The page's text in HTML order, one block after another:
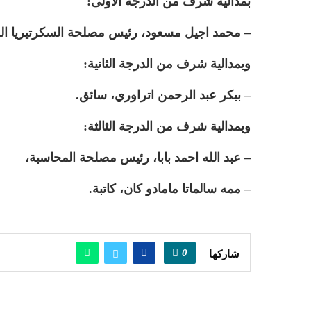
– محمد اجيل مسعود، رئيس مصلحة السكرتيريا
وبمدالية شرف من الدرجة الثانية:
– ببكر عبد الرحمن اتراوري، سائق.
وبمدالية شرف من الدرجة الثالثة:
– عبد الله احمد بابا، رئيس مصلحة المحاسبة،
– ممه سالماتا مامادو كان، كاتبة.
شاركها 0